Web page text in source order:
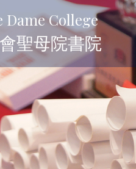
Dame College
聖母院書院